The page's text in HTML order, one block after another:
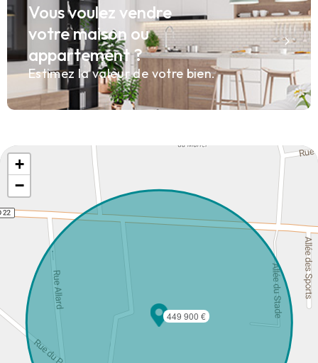
Vous voulez vendre
votre maison ou
appartement ?
Estimez la valeur de votre bien.
449 900 €
+
−